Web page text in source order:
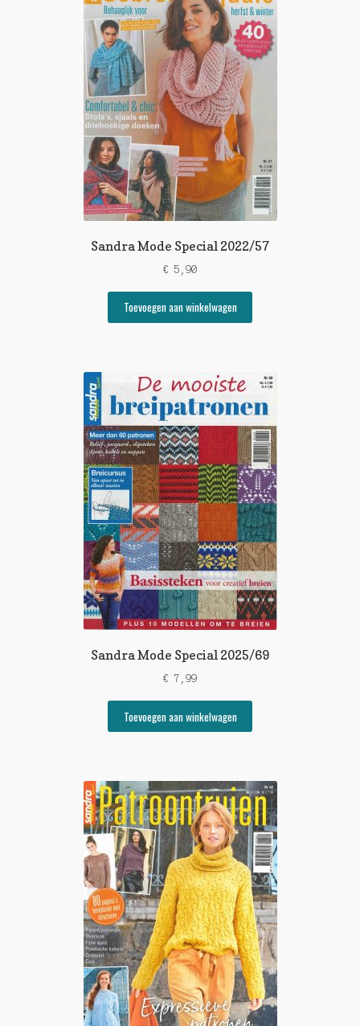
Sandra Mode Special 2022/57
€ 5,90
Toevoegen aan winkelwagen
Sandra Mode Special 2025/69
€ 7,99
Toevoegen aan winkelwagen